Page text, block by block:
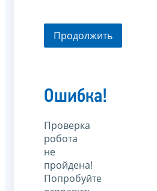
Продолжить
Ошибка!
Проверка
робота
не
пройдена!
Попробуйте